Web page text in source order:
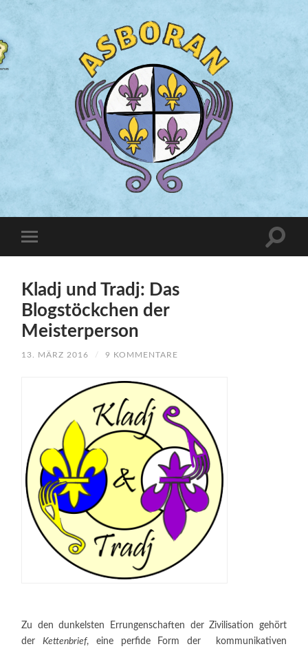
Kladj und Tradj: Das
Blogstöckchen der
Meisterperson
13. MÄRZ 2016 / 9 KOMMENTARE
Zu den dunkelsten Errungenschaften der Zivilisation gehört
derKettenbrief, eine perfide Form der kommunikativen